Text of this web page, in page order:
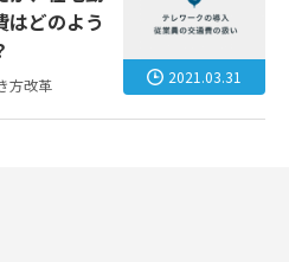
2021.03.31
はどのよう
方改革